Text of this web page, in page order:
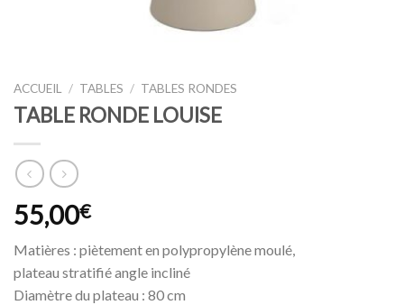
ACCUEIL / TABLES / TABLES RONDES
TABLE RONDE LOUISE
55,00€
Matières : piètement en polypropylène moulé,
plateau stratifié angle incliné
Diamètre du plateau : 80 cm